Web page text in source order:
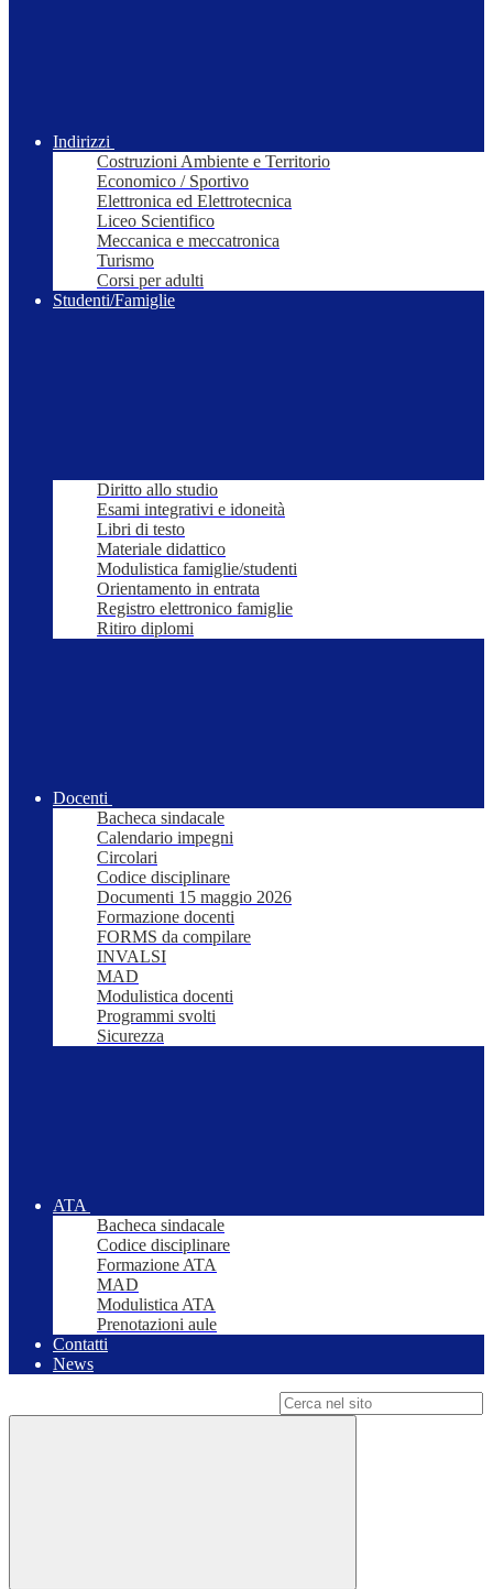
Indirizzi
Costruzioni Ambiente e Territorio
Economico / Sportivo
Elettronica ed Elettrotecnica
Liceo Scientifico
Meccanica e meccatronica
Turismo
Corsi per adulti
Studenti/Famiglie
Diritto allo studio
Esami integrativi e idoneità
Libri di testo
Materiale didattico
Modulistica famiglie/studenti
Orientamento in entrata
Registro elettronico famiglie
Ritiro diplomi
Docenti
Bacheca sindacale
Calendario impegni
Circolari
Codice disciplinare
Documenti 15 maggio 2026
Formazione docenti
FORMS da compilare
INVALSI
MAD
Modulistica docenti
Programmi svolti
Sicurezza
ATA
Bacheca sindacale
Codice disciplinare
Formazione ATA
MAD
Modulistica ATA
Prenotazioni aule
Contatti
News